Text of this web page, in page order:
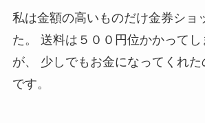
私は金額の高いものだけ金券ショ
た。
送料は５００円位かかって
が、
少しでもお金になってくれ
です。